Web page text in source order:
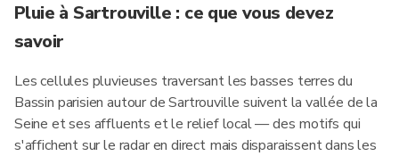
Pluie à Sartrouville : ce que vous devez
savoir
Les cellules pluvieuses traversant les basses terres du
Bassin parisien autour de Sartrouville suivent la vallée de la
Seine et ses affluents et le relief local — des motifs qui
s'affichent sur le radar en direct mais disparaissent dans les